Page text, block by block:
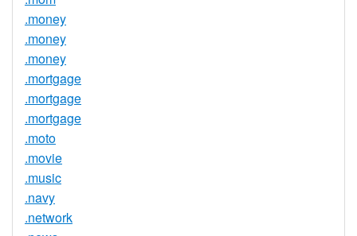
.money
.money
.money
.mortgage
.mortgage
.mortgage
.moto
.movie
.music
.navy
.network